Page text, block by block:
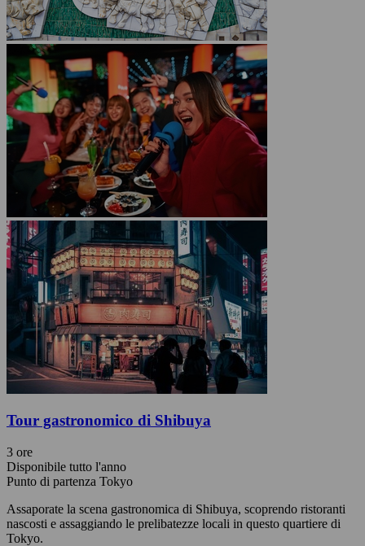
Tour gastronomico di Shibuya
3 ore
Disponibile tutto l'anno
Punto di partenza Tokyo
Assaporate la scena gastronomica di Shibuya, scoprendo ristoranti
nascosti e assaggiando le prelibatezze locali in questo quartiere di
Tokyo.